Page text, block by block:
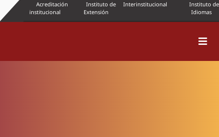
Acreditación
institucional
Instituto de
Extensión
Interinstitucional
Instituto de
Idiomas